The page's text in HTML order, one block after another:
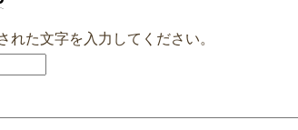
れた文字を入力してください。